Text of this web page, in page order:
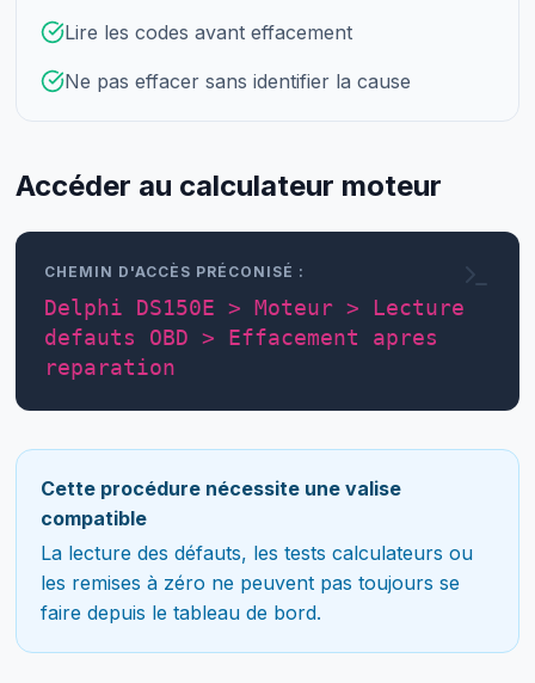
Lire les codes avant effacement
Ne pas effacer sans identifier la cause
Accéder au calculateur moteur
CHEMIN D'ACCÈS PRÉCONISÉ :
Delphi DS150E > Moteur > Lecture
defauts OBD > Effacement apres
reparation
Cette procédure nécessite une valise
compatible
La lecture des défauts, les tests calculateurs ou
les remises à zéro ne peuvent pas toujours se
faire depuis le tableau de bord.